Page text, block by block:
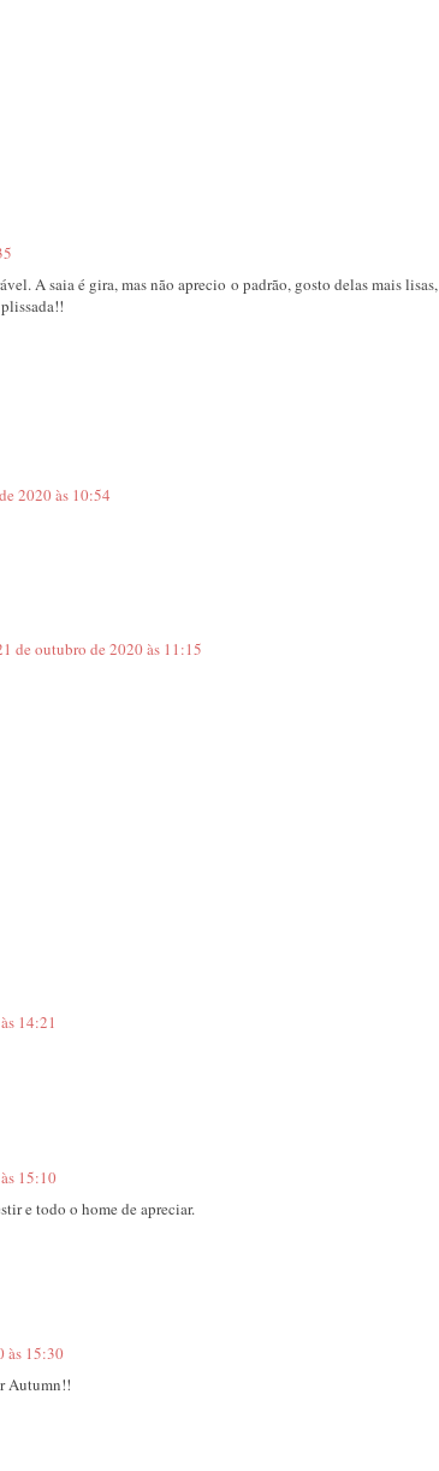
A saia é gira, mas não aprecio o padrão, gosto delas mais lisas,
2020 às 10:54
de outubro de 2020 às 11:15
14:21
15:10
e todo o home de apreciar.
às 15:30
Autumn!!